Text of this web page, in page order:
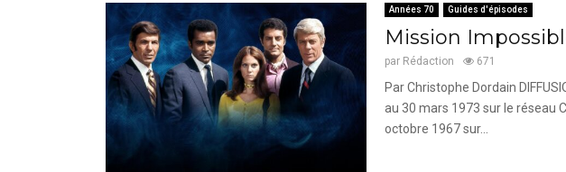
Années 70 Guides d'épisodes
Mission
par Rédaction 671
Par Christophe Dordain
au 30 mars 1973 sur le réseau
octobre 1967 sur...